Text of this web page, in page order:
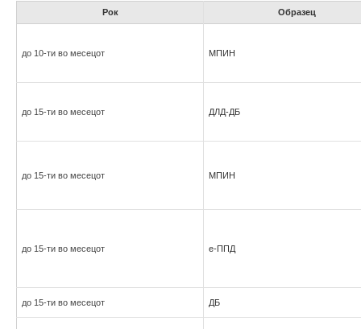
Рок Образец
до 10-ти во месецот МПИН
до 15-ти во месецот ДЛД-ДБ
до 15-ти во месецот МПИН
до 15-ти во месецот е-ППД
до 15-ти во месецот ДБ